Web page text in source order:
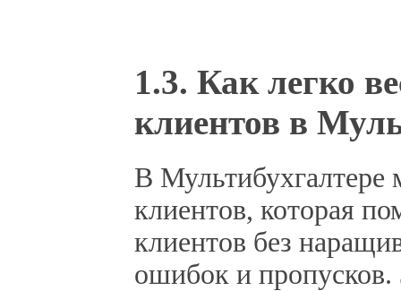
1.3. Как легко
клиентов в
В Мультибухгалтере
клиентов, которая
клиентов без
ошибок и пропусков.